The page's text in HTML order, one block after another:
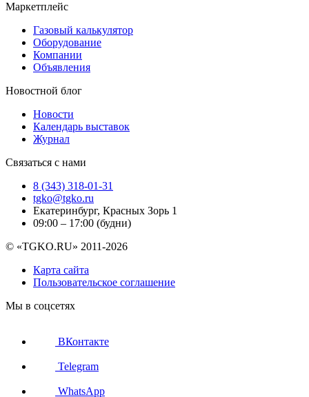
Маркетплейс
Газовый калькулятор
Оборудование
Компании
Объявления
Новостной блог
Новости
Календарь выставок
Журнал
Связаться с нами
8 (343) 318-01-31
tgko@tgko.ru
Екатеринбург, Красных Зорь 1
09:00 – 17:00 (будни)
© «TGKO.RU» 2011-2026
Карта сайта
Пользовательское соглашение
Мы в соцсетях
ВКонтакте
Telegram
WhatsApp